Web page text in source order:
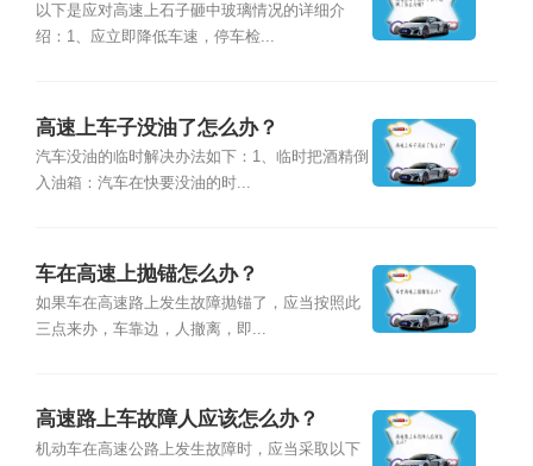
理？
以下是应对高速上石子砸中玻璃情况的详细介
绍：1、应立即降低车速，停车检...
高速上车子没油了怎么办？
汽车没油的临时解决办法如下：1、临时把酒精倒
入油箱：汽车在快要没油的时...
车在高速上抛锚怎么办？
如果车在高速路上发生故障抛锚了，应当按照此
三点来办，车靠边，人撤离，即...
高速路上车故障人应该怎么办？
机动车在高速公路上发生故障时，应当采取以下